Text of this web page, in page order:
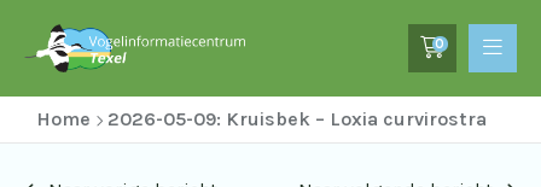
0
Home 2026-05-09: Kruisbek – Loxia curvirostra